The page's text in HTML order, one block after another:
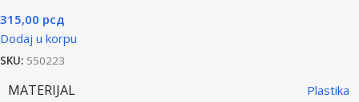
315,00 рсд
Dodaj u korpu
SKU: 550223
MATERIJAL Plastika